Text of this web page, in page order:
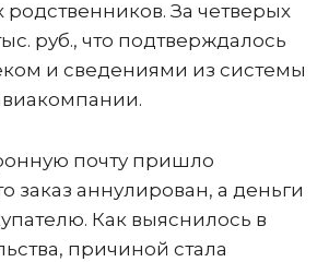
родственников. За четверых
руб., что подтверждалось
и сведениями из системы
почту пришло
заказ аннулирован, а деньги
Как выяснилось в
причиной стала